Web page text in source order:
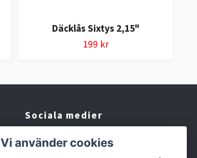
Däcklås Sixtys 2,15"
199 kr
Sociala medier
Facebook
Vi använder cookies